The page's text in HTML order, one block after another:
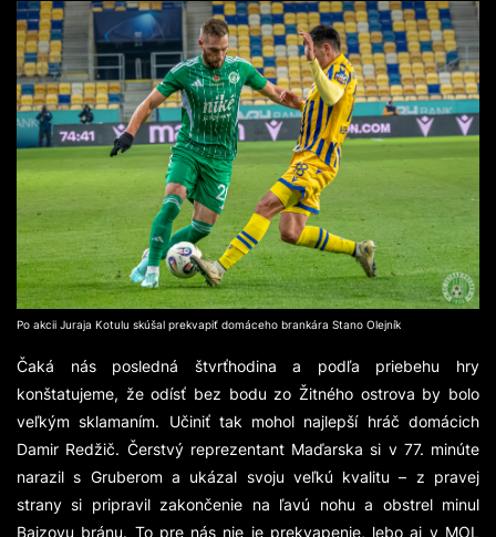
Po akcii Juraja Kotulu skúšal prekvapiť domáceho brankára Stano Olejník
Čaká nás posledná štvrťhodina a podľa priebehu hry
konštatujeme, že odísť bez bodu zo Žitného ostrova by bolo
veľkým sklamaním. Učiniť tak mohol najlepší hráč domácich
Damir Redžič. Čerstvý reprezentant Maďarska si v 77. minúte
narazil s Gruberom a ukázal svoju veľkú kvalitu – z pravej
strany si pripravil zakončenie na ľavú nohu a obstrel minul
Bajzovu bránu. To pre nás nie je prekvapenie, lebo aj v MOL